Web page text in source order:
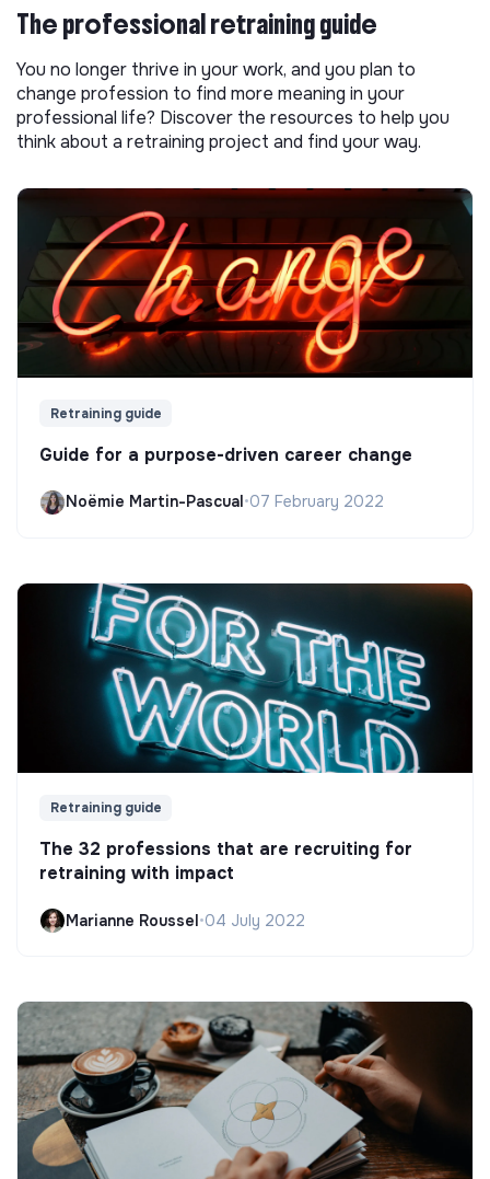
The professional retraining guide
You no longer thrive in your work, and you plan to
change profession to find more meaning in your
professional life? Discover the resources to help you
think about a retraining project and find your way.
Retraining guide
Guide for a purpose-driven career change
Noëmie Martin-Pascual•07 February 2022
Retraining guide
The 32 professions that are recruiting for
retraining with impact
Marianne Roussel•04 July 2022